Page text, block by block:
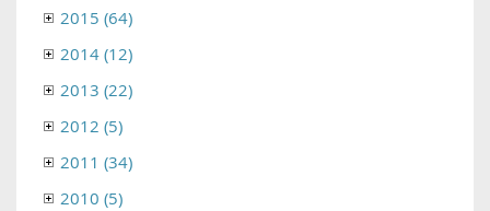
2015 (64)
2014 (12)
2013 (22)
2012 (5)
2011 (34)
2010 (5)